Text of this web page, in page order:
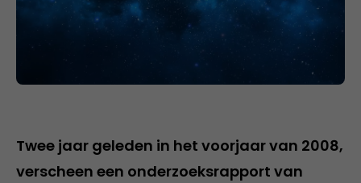
Twee jaar geleden in het voorjaar van 2008,
verscheen een onderzoeksrapport van